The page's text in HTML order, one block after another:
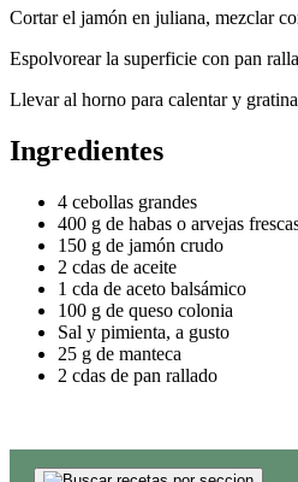
Cortar el jamón en juliana, mezclar
Espolvorear la superficie con pan
Llevar al horno para calentar y
Ingredientes
4 cebollas grandes
400 g de habas o arvejas
150 g de jamón crudo
2 cdas de aceite
1 cda de aceto balsámico
100 g de queso colonia
Sal y pimienta, a gusto
25 g de manteca
2 cdas de pan rallado